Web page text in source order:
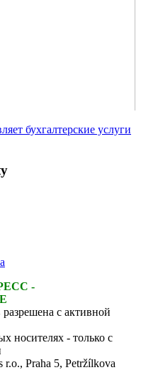
-
с активной
носителях - только с
Praha 5, Petržílkova